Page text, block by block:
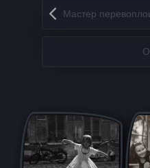
Запись навигация
Мастер